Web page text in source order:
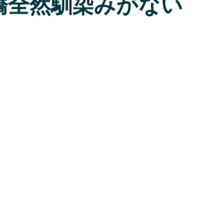
然馴染みがない